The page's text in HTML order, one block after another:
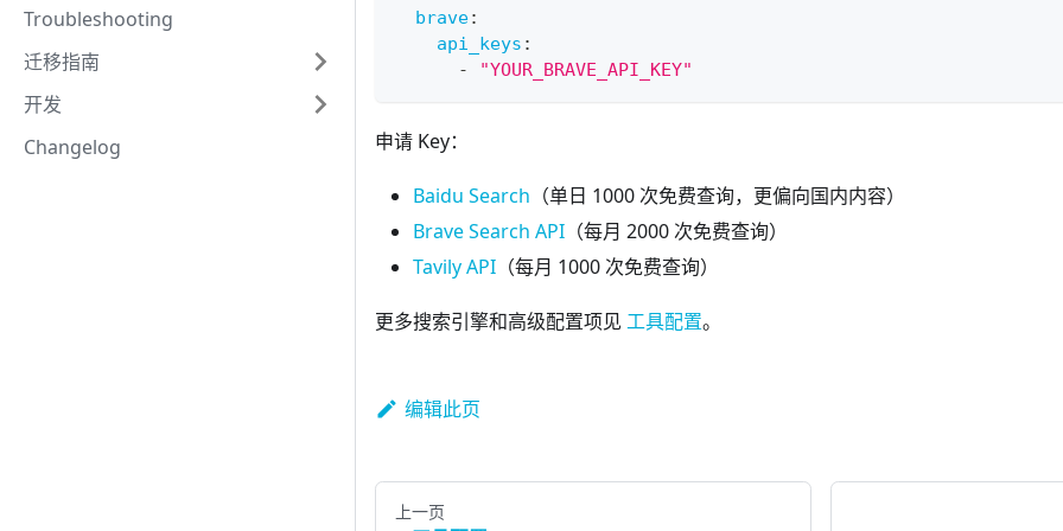
Troubleshooting
迁移指南
开发
Changelog
brave:
api_keys :
-
"YOUR_BRAVE_API_KEY"
申请 Key：
Baidu Search （单日 1000 次免费查询，更偏向国内内容）
Brave Search API （每月 2000 次免费查询）
Tavily API （每月 1000 次免费查询）
更多搜索引擎和高级配置项见 工具配置。
编辑此页
上一页